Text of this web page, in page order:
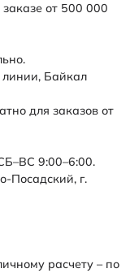
от 500 000
Байкал
для заказов от
9:00–6:00.
Посадский, г.
расчету – по